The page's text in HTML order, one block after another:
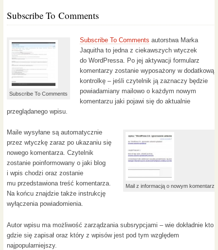
Subscribe To Comments
Subscribe To Comments
Subscribe To Comments autorstwa Marka
Jaquitha to jedna z ciekawszych wtyczek
do WordPressa. Po jej aktywacji formularz
komentarzy zostanie wyposażony w dodatkową
kontrolkę – jeśli czytelnik ją zaznaczy będzie
powiadamiany mailowo o każdym nowym
komentarzu jaki pojawi się do aktualnie
przeglądanego wpisu.
Mail z informacją o nowym komentarzu
Maile wysyłane są automatycznie
przez wtyczkę zaraz po ukazaniu się
nowego komentarza. Czytelnik
zostanie poinformowany o jaki blog
i wpis chodzi oraz zostanie
mu przedstawiona treść komentarza.
Na końcu znajdzie także instrukcję
wyłączenia powiadomienia.
Autor wpisu ma możliwość zarządzania subsrypcjami – wie dokładnie kto
gdzie się zapisał oraz który z wpisów jest pod tym względem
najpopularniejszy.